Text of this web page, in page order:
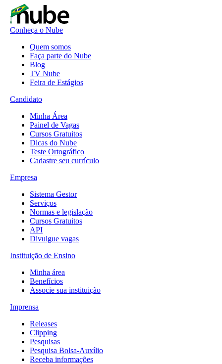
Conheça o Nube
Quem somos
Faça parte do Nube
Blog
TV Nube
Feira de Estágios
Candidato
Minha Área
Painel de Vagas
Cursos Gratuitos
Dicas do Nube
Teste Ortográfico
Cadastre seu currículo
Empresa
Sistema Gestor
Serviços
Normas e legislação
Cursos Gratuitos
API
Divulgue vagas
Instituição de Ensino
Minha área
Benefícios
Associe sua instituição
Imprensa
Releases
Clipping
Pesquisas
Pesquisa Bolsa-Auxílio
Receba informações